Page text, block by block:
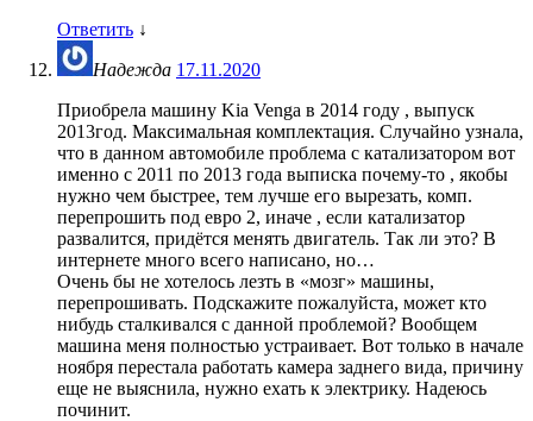
Ответить ↓
Надежда 17.11.2020
Приобрела машину Kia Venga в 2014 году , выпуск
2013год. Максимальная комплектация. Случайно узнала,
что в данном автомобиле проблема с катализатором вот
именно с 2011 по 2013 года выписка почему-то , якобы
нужно чем быстрее, тем лучше его вырезать, комп.
перепрошить под евро 2, иначе , если катализатор
развалится, придётся менять двигатель. Так ли это? В
интернете много всего написано, но…
Очень бы не хотелось лезть в «мозг» машины,
перепрошивать. Подскажите пожалуйста, может кто
нибудь сталкивался с данной проблемой? Вообщем
машина меня полностью устраивает. Вот только в начале
ноября перестала работать камера заднего вида, причину
еще не выяснила, нужно ехать к электрику. Надеюсь
починит.